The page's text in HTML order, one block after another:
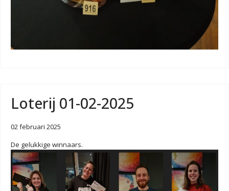
Loterij 01-02-2025
02 februari 2025
De gelukkige winnaars.